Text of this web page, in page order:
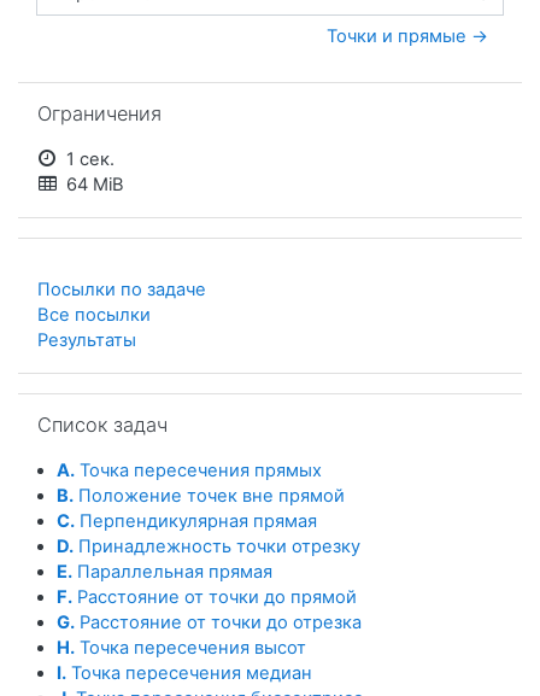
Точки и прямые →
Ограничения
1 сек.
64 MiB
Посылки по задаче
Все посылки
Результаты
Список задач
A. Точка пересечения прямых
B. Положение точек вне прямой
C. Перпендикулярная прямая
D. Принадлежность точки отрезку
E. Параллельная прямая
F. Расстояние от точки до прямой
G. Расстояние от точки до отрезка
H. Точка пересечения высот
I. Точка пересечения медиан